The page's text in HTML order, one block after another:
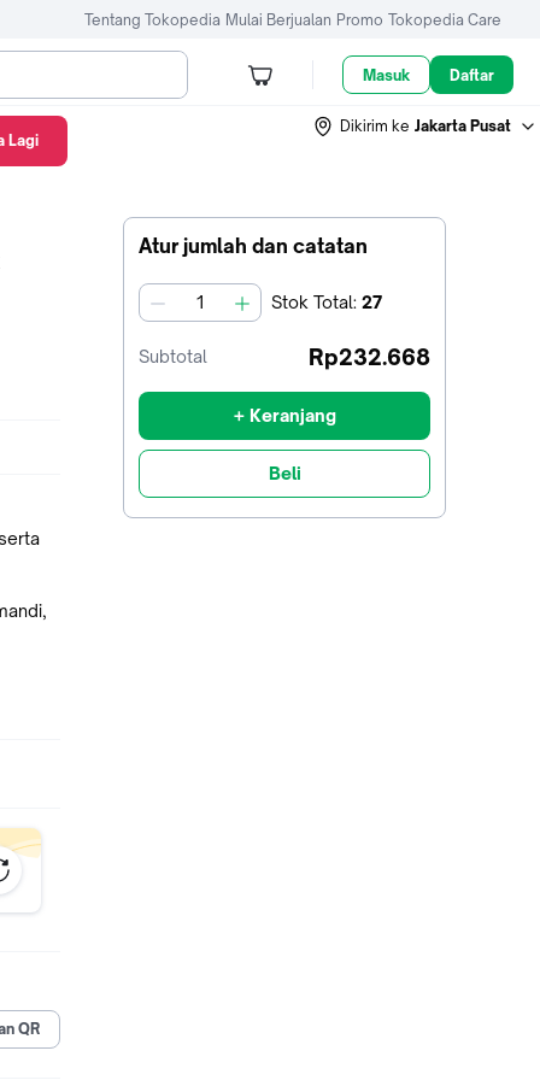
Tentang Tokopedia Mulai Berjualan Promo Tokopedia Care
Masuk Daftar
Dikirim ke Jakarta Pusat
Atur jumlah dan catatan
jumlah Stok Total: 27
Subtotal Rp232.668
+ Keranjang
Beli
QR
Lagi